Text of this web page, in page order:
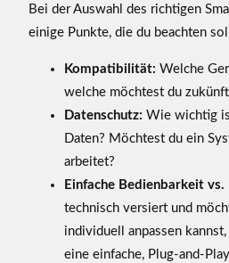
Bei der Auswahl des richtigen
einige Punkte, die du beachten
Kompatibilität: Welche
welche möchtest du
Datenschutz: Wie wichtig
Daten? Möchtest du ein
arbeitet?
Einfache Bedienbarkeit
technisch versiert und
individuell anpassen
eine einfache, Plug-and-